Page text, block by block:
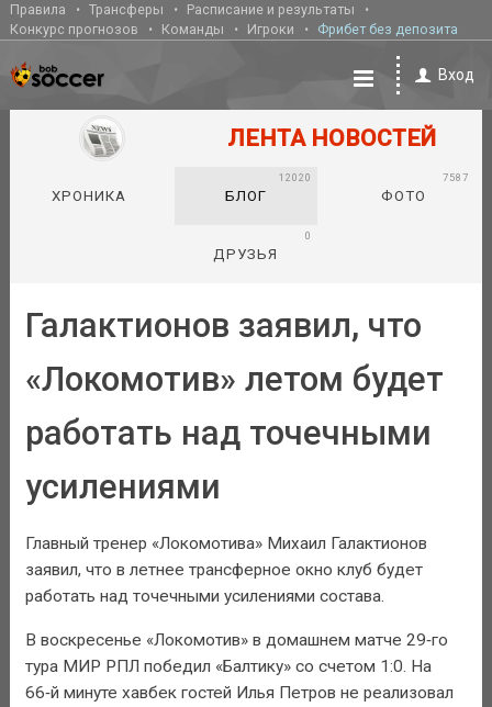
Правила Трансферы
Расписание и результаты
Конкурс прогнозов
Команды Игроки Фрибет без депозита
Вход
ЛЕНТА НОВОСТЕЙ
ХРОНИКА БЛОГ
12020
ФОТО
7587
ДРУЗЬЯ
0
Галактионов заявил, что
«Локомотив» летом будет
работать над точечными
усилениями
Главный тренер «Локомотива» Михаил Галактионов
заявил, что в летнее трансферное окно клуб будет
работать над точечными усилениями состава.
В воскресенье «Локомотив» в домашнем матче 29‑го
тура МИР РПЛ победил «Балтику» со счетом 1:0. На
66‑й минуте хавбек гостей Илья Петров не реализовал